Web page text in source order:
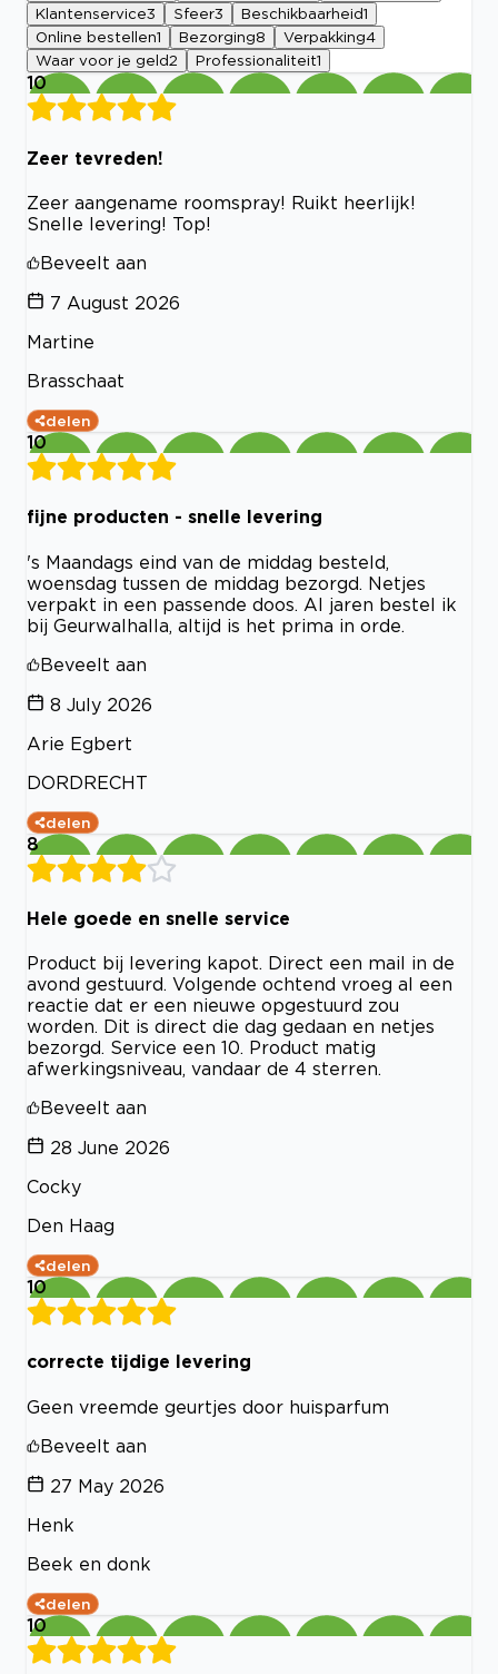
Klantenservice3 Sfeer3 Beschikbaarheid1
Online bestellen1 Bezorging8 Verpakking4
Waar voor je geld2 Professionaliteit1
10
Zeer tevreden!
Zeer aangename roomspray! Ruikt heerlijk!
Snelle levering! Top!
Beveelt aan
7 August 2026
Martine
Brasschaat
delen
10
fijne producten - snelle levering
's Maandags eind van de middag besteld,
woensdag tussen de middag bezorgd. Netjes
verpakt in een passende doos. Al jaren bestel ik
bij Geurwalhalla, altijd is het prima in orde.
Beveelt aan
8 July 2026
Arie Egbert
DORDRECHT
delen
8
Hele goede en snelle service
Product bij levering kapot. Direct een mail in de
avond gestuurd. Volgende ochtend vroeg al een
reactie dat er een nieuwe opgestuurd zou
worden. Dit is direct die dag gedaan en netjes
bezorgd. Service een 10. Product matig
afwerkingsniveau, vandaar de 4 sterren.
Beveelt aan
28 June 2026
Cocky
Den Haag
delen
10
correcte tijdige levering
Geen vreemde geurtjes door huisparfum
Beveelt aan
27 May 2026
Henk
Beek en donk
delen
10